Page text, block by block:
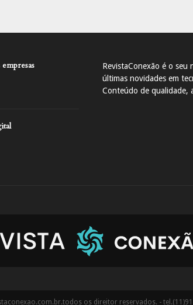
RevistaConexão é o seu
últimas novidades em
Conteúdo de qualidade,
os direitor reservados. -